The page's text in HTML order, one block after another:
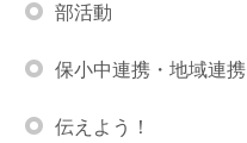
部活動
保小中連携・地域連携
伝えよう！